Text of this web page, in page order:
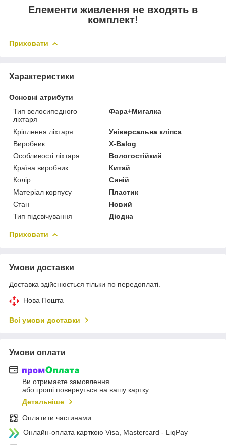
Елементи живлення не входять в
комплект!
Приховати
Характеристики
Основні атрибути
Тип велосипедного
ліхтаря
Фара+Мигалка
Кріплення ліхтаря
Універсальна кліпса
Виробник
X-Balog
Особливості ліхтаря
Вологостійкий
Країна виробник
Китай
Колір
Синій
Матеріал корпусу
Пластик
Стан
Новий
Тип підсвічування
Діодна
Приховати
Умови доставки
Доставка здійснюється тільки по передоплаті.
Нова Пошта
Всі умови доставки
Умови оплати
Ви отримаєте замовлення
або гроші повернуться на вашу картку
Детальніше
Оплатити частинами
Онлайн-оплата карткою Visa, Mastercard - LiqPay